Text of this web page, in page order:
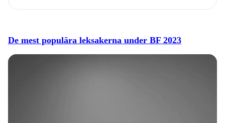
De mest populära leksakerna under BF 2023